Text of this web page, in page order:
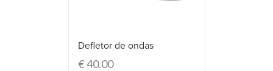
Defletor de ondas
€40.00